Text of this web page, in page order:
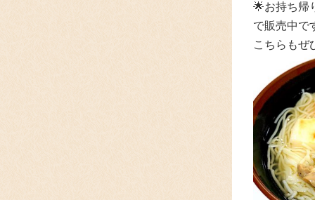
🌟お持ち帰
で販売中で
こちらもぜ